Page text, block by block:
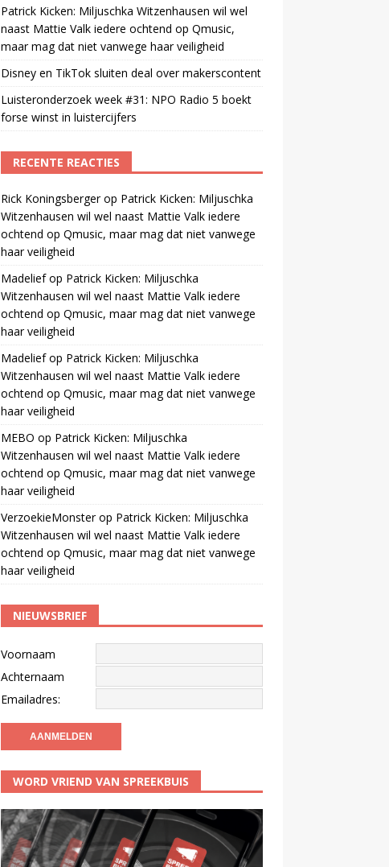
Patrick Kicken: Miljuschka Witzenhausen wil wel
naast Mattie Valk iedere ochtend op Qmusic,
maar mag dat niet vanwege haar veiligheid
Disney en TikTok sluiten deal over makerscontent
Luisteronderzoek week #31: NPO Radio 5 boekt
forse winst in luistercijfers
RECENTE REACTIES
Rick Koningsbergerop Patrick Kicken: Miljuschka
Witzenhausen wil wel naast Mattie Valk iedere
ochtend op Qmusic, maar mag dat niet vanwege
haar veiligheid
Madeliefop Patrick Kicken: Miljuschka
Witzenhausen wil wel naast Mattie Valk iedere
ochtend op Qmusic, maar mag dat niet vanwege
haar veiligheid
Madeliefop Patrick Kicken: Miljuschka
Witzenhausen wil wel naast Mattie Valk iedere
ochtend op Qmusic, maar mag dat niet vanwege
haar veiligheid
MEBO op Patrick Kicken: Miljuschka
Witzenhausen wil wel naast Mattie Valk iedere
ochtend op Qmusic, maar mag dat niet vanwege
haar veiligheid
VerzoekieMonsterop Patrick Kicken: Miljuschka
Witzenhausen wil wel naast Mattie Valk iedere
ochtend op Qmusic, maar mag dat niet vanwege
haar veiligheid
NIEUWSBRIEF
Voornaam
Achternaam
Emailadres:
WORD VRIEND VAN SPREEKBUIS